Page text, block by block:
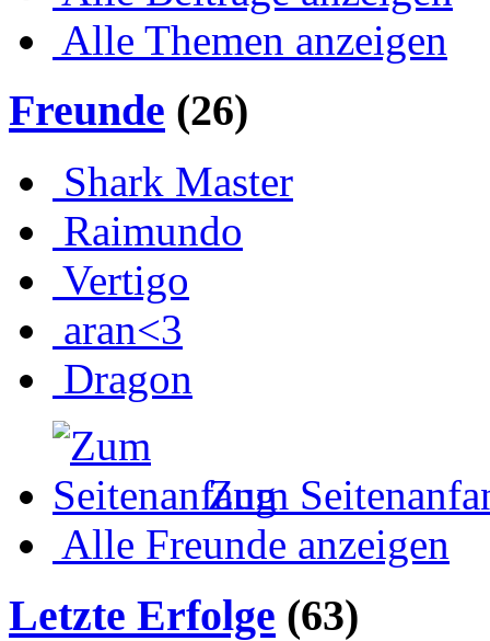
Alle Themen anzeigen
Freunde (26)
Shark Master
Raimundo
Vertigo
aran<3
Dragon
Zum
Alle Freunde anzeigen
Letzte Erfolge (63)